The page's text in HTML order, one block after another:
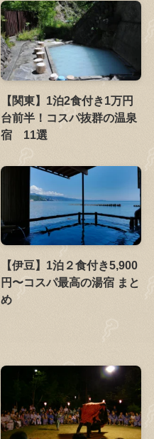
【関東】1泊2食付き1万円
台前半！コスパ抜群の温泉
宿 11選
【伊豆】1泊２食付き5,900
円〜コスパ最高の湯宿 まと
め